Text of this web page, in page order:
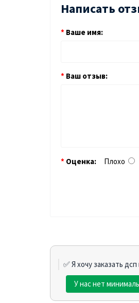
Написать
Ваше имя:
Ваш отзыв:
Оценка: Плохо
✅ Я хочу заказать
У нас нет